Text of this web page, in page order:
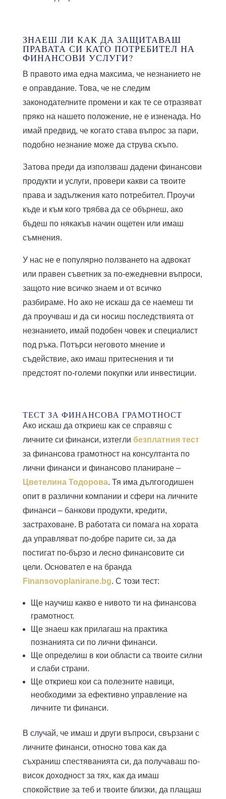
ЗНАЕШ ЛИ КАК ДА ЗАЩИТАВАШ
ПРАВАТА СИ КАТО ПОТРЕБИТЕЛ НА
ФИНАНСОВИ УСЛУГИ?
В правото има една максима, че незнанието не
е оправдание. Това, че не следим
законодателните промени и как те се отразяват
пряко на нашето положение, не е изненада. Но
имай предвид, че когато става въпрос за пари,
подобно незнание може да струва скъпо.
Затова преди да използваш дадени финансови
продукти и услуги, провери какви са твоите
права и задължения като потребител. Проучи
къде и към кого трябва да се обърнеш, ако
бъдеш по някакъв начин ощетен или имаш
съмнения.
У нас не е популярно ползването на адвокат
или правен съветник за по-ежедневни въпроси,
защото ние всичко знаем и от всичко
разбираме. Но ако не искаш да се наемеш ти
да проучваш и да си носиш последствията от
незнанието, имай подобен човек и специалист
под ръка. Потърси неговото мнение и
съдействие, ако имаш притеснения и ти
предстоят по-големи покупки или инвестиции.
ТЕСТ ЗА ФИНАНСОВА ГРАМОТНОСТ
Ако искаш да откриеш как се справяш с
личните си финанси, изтегли безплатния тест
за финансова грамотност на консултанта по
лични финанси и финансово планиране –
Цветелина Тодорова. Тя има дългогодишен
опит в различни компании и сфери на личните
финанси – банкови продукти, кредити,
застраховане. В работата си помага на хората
да управляват по-добре парите си, за да
постигат по-бързо и лесно финансовите си
цели. Основател е на бранда
Finansovoplanirane.bg. С този тест:
Ще научиш какво е нивото ти на финансова
грамотност.
Ще знаеш как прилагаш на практика
познанията си по лични финанси.
Ще определиш в кои области са твоите силни
и слаби страни.
Ще откриеш кои са полезните навици,
необходими за ефективно управление на
личните ти финанси.
В случай, че имаш и други въпроси, свързани с
личните финанси, относно това как да
съхраниш спестяванията си, да получаваш по-
висок доходност за тях, как да имаш
спокойствие за теб и твоите близки, да плащаш